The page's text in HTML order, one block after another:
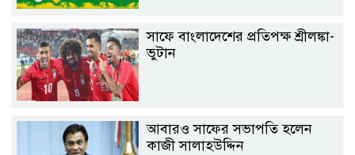
সাফে বাংলাদেশের প্রতিপক্ষ শ্রীলঙ্কা-
ভুটান
আবারও সাফের সভাপতি হলেন
কাজী সালাহউদ্দিন